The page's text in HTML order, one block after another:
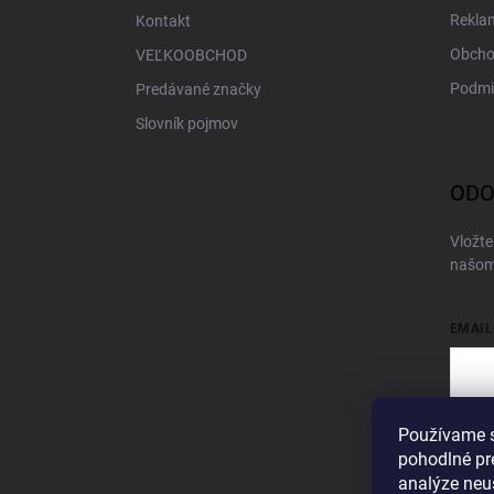
Používame
pohodlné
analýze
Kontakt
VEĽKOOBCHOD
Predávané značky
Slovník pojmov
EMAIL